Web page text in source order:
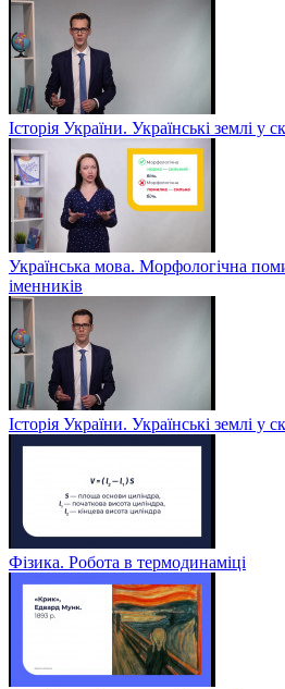
Історія України. Українські землі у
Українська мова. Морфологічна
іменників
Історія України. Українські землі
Фізика. Робота в термодинаміці